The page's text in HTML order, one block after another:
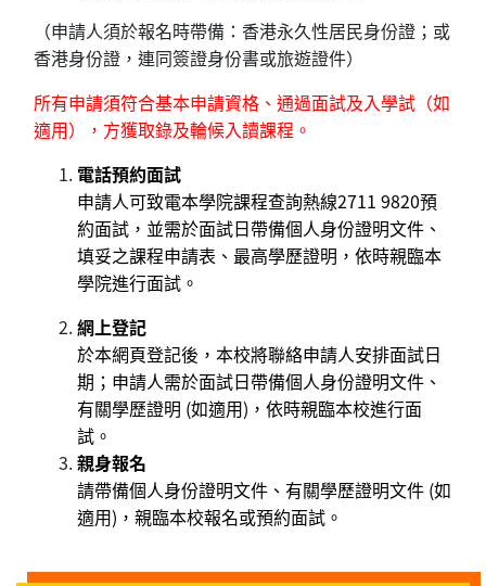
（申請人須於報名時帶備：香港永久性居民身份證；或
香港身份證，連同簽證身份書或旅遊證件）
所有申請須符合基本申請資格、通過面試及入學試（如
適用），方獲取錄及輪候入讀課程。
電話預約面試
申請人可致電本學院課程查詢熱線2711 9820預
約面試，並需於面試日帶備個人身份證明文件、
填妥之課程申請表、最高學歷證明，依時親臨本
學院進行面試。
網上登記
於本網頁登記後，本校將聯絡申請人安排面試日
期；申請人需於面試日帶備個人身份證明文件、
有關學歷證明 (如適用)，依時親臨本校進行面
試。
親身報名
請帶備個人身份證明文件、有關學歷證明文件 (如
適用)，親臨本校報名或預約面試。